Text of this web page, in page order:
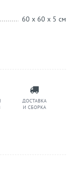
ДОСТАВКА
И СБОРКА
60 x 60 x 5 см